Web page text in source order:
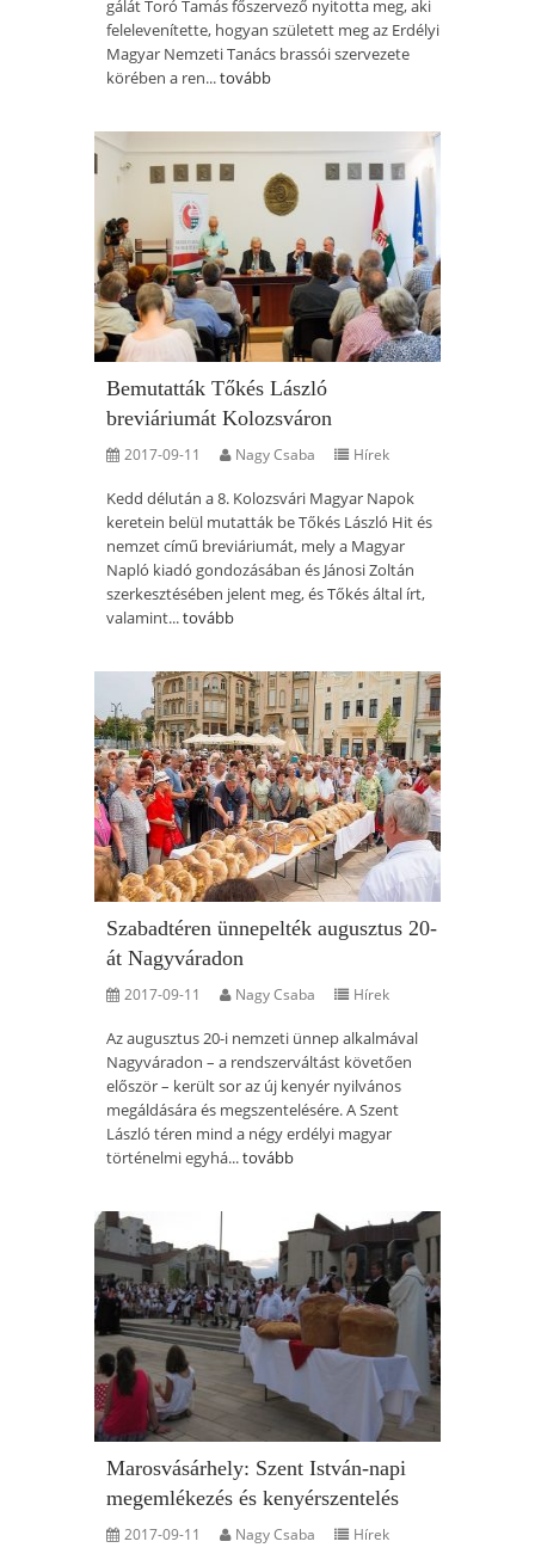
gálát Toró Tamás főszervező nyitotta meg, aki
felelevenítette, hogyan született meg az Erdélyi
Magyar Nemzeti Tanács brassói szervezete
körében a ren...tovább
Bemutatták Tőkés László
breviáriumát Kolozsváron
2017-09-11 Nagy Csaba Hírek
Kedd délután a 8. Kolozsvári Magyar Napok
keretein belül mutatták be Tőkés László Hit és
nemzet című breviáriumát, mely a Magyar
Napló kiadó gondozásában és Jánosi Zoltán
szerkesztésében jelent meg, és Tőkés által írt,
valamint...tovább
Szabadtéren ünnepelték augusztus 20-
át Nagyváradon
2017-09-11 Nagy Csaba Hírek
Az augusztus 20-i nemzeti ünnep alkalmával
Nagyváradon – a rendszerváltást követően
először – került sor az új kenyér nyilvános
megáldására és megszentelésére. A Szent
László téren mind a négy erdélyi magyar
történelmi egyhá...tovább
Marosvásárhely: Szent István-napi
megemlékezés és kenyérszentelés
2017-09-11 Nagy Csaba Hírek